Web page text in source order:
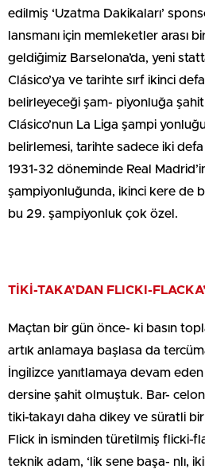
edilmiş ‘Uzatma Dakikaları’
lansmanı için memleketler arası
geldiğimiz Barselona’da, yeni
Clásico’ya ve tarihte sırf ikinci
belirleyeceği şam- piyonluğa
Clásico’nun La Liga şampi
belirlemesi, tarihte sadece iki
1931-32 döneminde Real
şampiyonluğunda, ikinci kere de
bu 29. şampiyonluk çok özel.
TİKİ-TAKA’DAN FLICKI-
Maçtan bir gün önce- ki basın
artık anlamaya başlasa da
İngilizce yanıtlamaya devam
dersine şahit olmuştuk. Bar-
tiki-takayı daha dikey ve süratli
Flick in isminden türetilmiş flicki-
teknik adam, ‘lik sene başa- nlı,